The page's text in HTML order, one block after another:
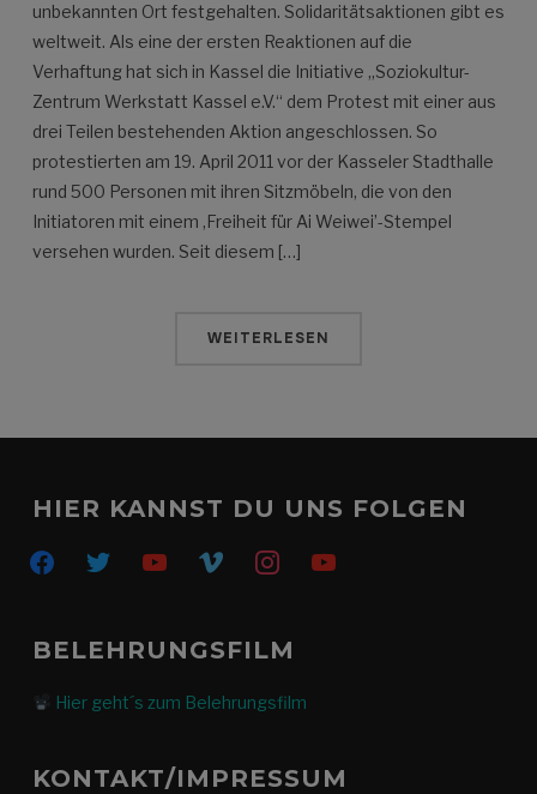
unbekannten Ort festgehalten. Solidaritätsaktionen gibt es
weltweit. Als eine der ersten Reaktionen auf die
Verhaftung hat sich in Kassel die Initiative „Soziokultur-
Zentrum Werkstatt Kassel e.V.“ dem Protest mit einer aus
drei Teilen bestehenden Aktion angeschlossen. So
protestierten am 19. April 2011 vor der Kasseler Stadthalle
rund 500 Personen mit ihren Sitzmöbeln, die von den
Initiatoren mit einem ‚Freiheit für Ai Weiwei’-Stempel
versehen wurden. Seit diesem […]
WEITERLESEN
HIER KANNST DU UNS FOLGEN
facebooktwitter youtube vimeo instagramyoutube
BELEHRUNGSFILM
Hier geht´s zum Belehrungsfilm
KONTAKT/IMPRESSUM